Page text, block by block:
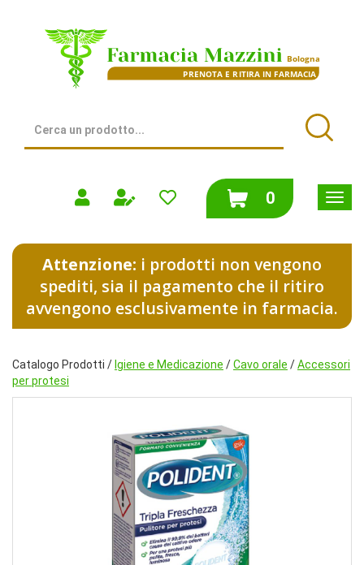
contenuto
Farmacia
Prodotto
0prodotti
inseriti
Attenzione: i prodotti non vengono
spediti, sia il pagamento che il ritiro
avvengono esclusivamente in farmacia.
Catalogo Prodotti / Igiene e Medicazione /Cavo orale /Accessori
per protesi